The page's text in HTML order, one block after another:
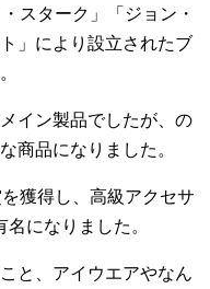
スターク」「ジョン・
」により設立されたブ
イン製品でしたが、の
商品になりました。
獲得し、高級アクセサ
になりました。
と、アイウエアやなん